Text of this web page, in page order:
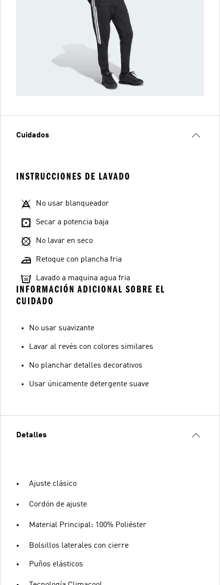
Cuidados
INSTRUCCIONES DE LAVADO
No usar blanqueador
Secar a potencia baja
No lavar en seco
Retoque con plancha fria
Lavado a maquina agua fria
INFORMACIÓN ADICIONAL SOBRE EL
CUIDADO
No usar suavizante
Lavar al revés con colores similares
No planchar detalles decorativos
Usar únicamente detergente suave
Detalles
Ajuste clásico
Cordón de ajuste
Material Principal: 100% Poliéster
Bolsillos laterales con cierre
Puños elásticos